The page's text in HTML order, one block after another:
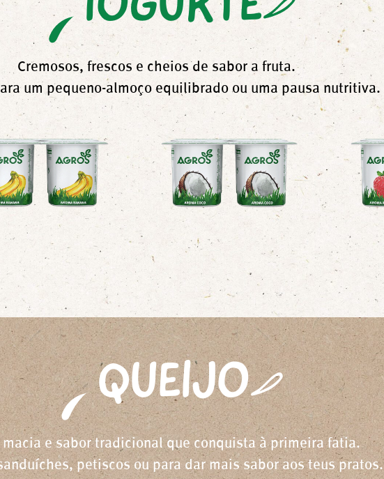
Cremosos, frescos e cheios de sabor a fruta.
um pequeno-almoço equilibrado ou uma pausa nutritiva.
QUEIJO
macia e sabor tradicional que conquista à primeira fatia.
petiscos ou para dar mais sabor aos teus pratos.